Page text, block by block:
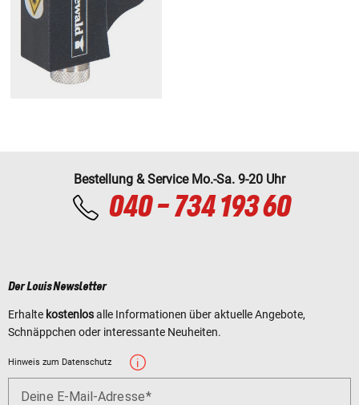
Bestellung & Service Mo.-Sa. 9-20 Uhr
040 - 734 193 60
Der Louis Newsletter
Erhalte kostenlosalle Informationen über aktuelle Angebote,
Schnäppchen oder interessante Neuheiten.
Hinweis zum Datenschutz
Deine E-Mail-Adresse